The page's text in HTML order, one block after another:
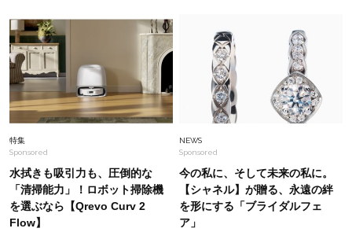
2026夏最新｜40代の「洒落感ボブヘア」SNAP
６選。垢抜ける長さ、カラーは？
Fashion 2025.8.31
やっぱり人気はニューバランス？40代の【スニ
ーカーコーデ】〈4選〉
特集
Sponsored
水拭きも吸引力も、圧倒的な
「清掃能力」！ロボット掃除機
を選ぶなら【Qrevo Curv 2
Flow】
NEWS
Sponsored
今の私に、そして未来の私に。
【シャネル】が贈る、永遠の絆
を形にする「ブライダルフェ
ア」